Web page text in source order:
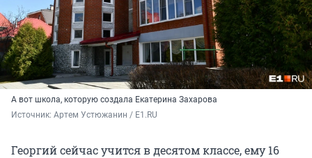
А вот школа, которую создала Екатерина Захарова
Источник: Артем Устюжанин / E1.RU
Георгий сейчас учится в десятом классе, ему 16